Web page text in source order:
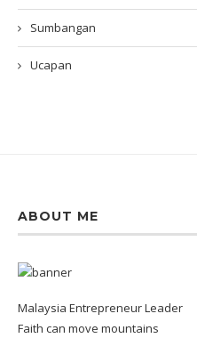
Sumbangan
Ucapan
ABOUT ME
Malaysia Entrepreneur Leader
Faith can move mountains